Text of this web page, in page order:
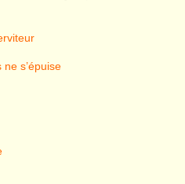
s’épuise